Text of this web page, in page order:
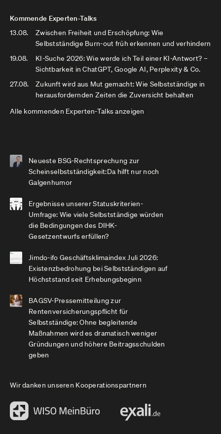
Kommende Experten-Talks
13.08.
Zwischen Freiheit und Erschöpfung: Wie
Selbstständige Burn-out früh erkennen und verhindern
19.08.
KI-Suche 2026: Wie werde ich Teil einer KI-Antwort? –
Sichtbarkeit in ChatGPT, Google AI, Perplexity & Co.
27.08.
Zukunft wird aus Mut gemacht: Wie Selbstständige in
herausfordernden Zeiten die Zuversicht behalten
Alle kommenden Experten-Talks anzeigen
Neueste BSG-Rechtsprechung zur
Scheinselbstständigkeit:Da hilft nur noch
Galgenhumor
Ergebnisse unserer Statuskriterien-
Umfrage: Wie viele Selbstständige würden
die Bedingungen des DIHK-
Gesetzentwurfs erfüllen?
Jimdo-ifo Geschäftsklimaindex Juli 2026:
Existenzbedrohung bei Selbstständigen auf
Höchststand seit Erhebungsbeginn
BAGSV-Pressemitteilung zur
Rentenversicherungspflicht für
Selbstständige: Ohne begleitende
Maßnahmen wird es dramatisch weniger
Gründungen und höhere Beitragsschulden
geben
Wir danken unseren Kooperationspartnern